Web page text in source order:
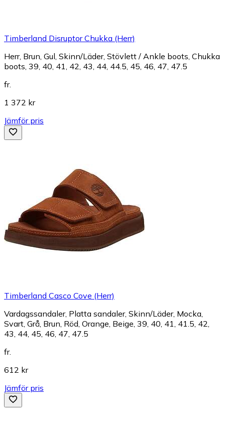
Timberland Disruptor Chukka (Herr)
Herr, Brun, Gul, Skinn/Läder, Stövlett / Ankle boots, Chukka
boots, 39, 40, 41, 42, 43, 44, 44.5, 45, 46, 47, 47.5
fr.
1 372 kr
Jämför pris
Timberland Casco Cove (Herr)
Vardagssandaler, Platta sandaler, Skinn/Läder, Mocka,
Svart, Grå, Brun, Röd, Orange, Beige, 39, 40, 41, 41.5, 42,
43, 44, 45, 46, 47, 47.5
fr.
612 kr
Jämför pris